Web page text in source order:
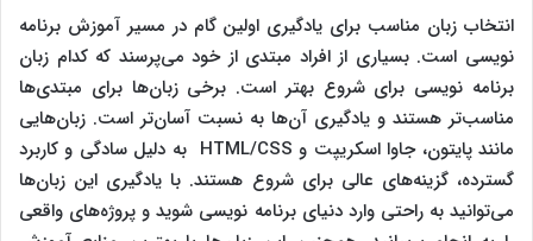
انتخاب زبان مناسب برای یادگیری اولین گام در مسیر آموزش برنامه‌
نویسی است. بسیاری از افراد مبتدی از خود می‌پرسند که کدام زبان
برنامه‌ نویسی برای شروع بهتر است. برخی زبان‌ها برای مبتدی‌ها
مناسب‌تر هستند و یادگیری آن‌ها به نسبت آسان‌تر است. زبان‌هایی
مانند پایتون، جاوا اسکریپت و HTML/CSS به دلیل سادگی و کاربرد
گسترده، گزینه‌های عالی برای شروع هستند. با یادگیری این زبان‌ها
می‌توانید به راحتی وارد دنیای برنامه‌ نویسی شوید و پروژه‌های واقعی